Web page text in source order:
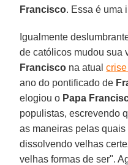
Francisco. Essa é uma
Igualmente
de católicos mudou sua
Francisco na atual
ano do pontificado de
elogiou o Papa
populistas, escrevendo
as maneiras pelas
dissolvendo velhas
velhas formas de ser".